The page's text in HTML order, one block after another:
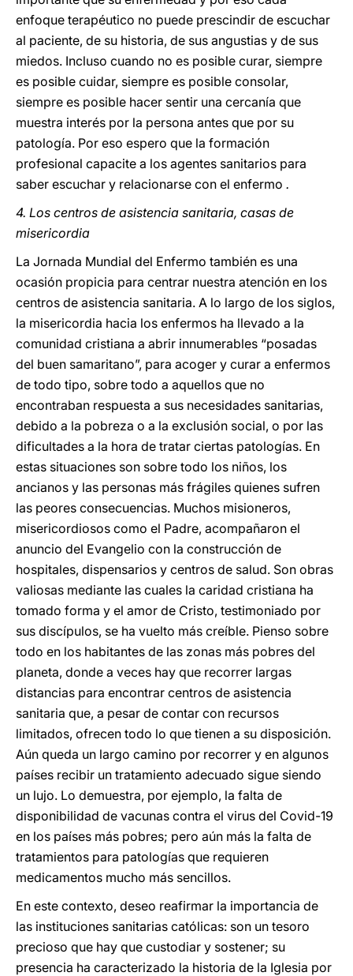
enfoque terapéutico no puede prescindir de escuchar
al paciente, de su historia, de sus angustias y de sus
miedos. Incluso cuando no es posible curar, siempre
es posible cuidar, siempre es posible consolar,
siempre es posible hacer sentir una cercanía que
muestra interés por la persona antes que por su
patología. Por eso espero que la formación
profesional capacite a los agentes sanitarios para
saber escuchar y relacionarse con el enfermo .
4. Los centros de asistencia sanitaria, casas de
misericordia
La Jornada Mundial del Enfermo también es una
ocasión propicia para centrar nuestra atención en los
centros de asistencia sanitaria. A lo largo de los siglos,
la misericordia hacia los enfermos ha llevado a la
comunidad cristiana a abrir innumerables “posadas
del buen samaritano”, para acoger y curar a enfermos
de todo tipo, sobre todo a aquellos que no
encontraban respuesta a sus necesidades sanitarias,
debido a la pobreza o a la exclusión social, o por las
dificultades a la hora de tratar ciertas patologías. En
estas situaciones son sobre todo los niños, los
ancianos y las personas más frágiles quienes sufren
las peores consecuencias. Muchos misioneros,
misericordiosos como el Padre, acompañaron el
anuncio del Evangelio con la construcción de
hospitales, dispensarios y centros de salud. Son obras
valiosas mediante las cuales la caridad cristiana ha
tomado forma y el amor de Cristo, testimoniado por
sus discípulos, se ha vuelto más creíble. Pienso sobre
todo en los habitantes de las zonas más pobres del
planeta, donde a veces hay que recorrer largas
distancias para encontrar centros de asistencia
sanitaria que, a pesar de contar con recursos
limitados, ofrecen todo lo que tienen a su disposición.
Aún queda un largo camino por recorrer y en algunos
países recibir un tratamiento adecuado sigue siendo
un lujo. Lo demuestra, por ejemplo, la falta de
disponibilidad de vacunas contra el virus del Covid-19
en los países más pobres; pero aún más la falta de
tratamientos para patologías que requieren
medicamentos mucho más sencillos.
En este contexto, deseo reafirmar la importancia de
las instituciones sanitarias católicas: son un tesoro
precioso que hay que custodiar y sostener; su
presencia ha caracterizado la historia de la Iglesia por